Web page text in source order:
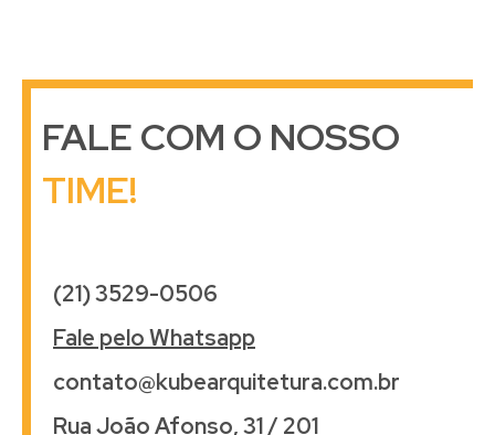
FALE COM O NOSSO
TIME!
(21) 3529-0506
Fale pelo Whatsapp
contato@kubearquitetura.com.br
Rua João Afonso, 31 / 201